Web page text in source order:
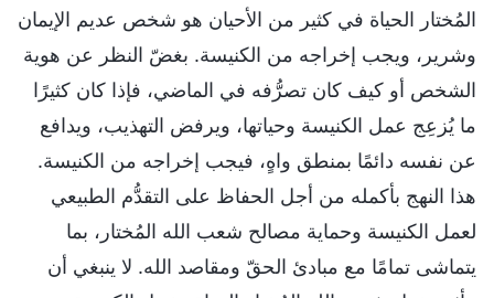
المُختار الحياة في كثير من الأحيان هو شخص عديم الإيمان
وشرير، ويجب إخراجه من الكنيسة. بغضّ النظر عن هوية
الشخص أو كيف كان تصرُّفه في الماضي، فإذا كان كثيرًا
ما يُزعِج عمل الكنيسة وحياتها، ويرفض التهذيب، ويدافع
عن نفسه دائمًا بمنطق واهٍ، فيجب إخراجه من الكنيسة.
هذا النهج بأكمله من أجل الحفاظ على التقدُّم الطبيعي
لعمل الكنيسة وحماية مصالح شعب الله المُختار، بما
يتماشى تمامًا مع مبادئ الحقّ ومقاصد الله. لا ينبغي أن